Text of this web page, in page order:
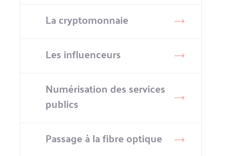
La cryptomonnaie
Les influenceurs
Numérisation des services
publics
Passage à la fibre optique